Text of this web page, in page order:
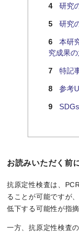
研究
研究
本研
究成果
特記
参考
お読みいただく前
抗原定性検査は、
ることが可能ですが
低下する可能性が指
一方、抗原定性検査